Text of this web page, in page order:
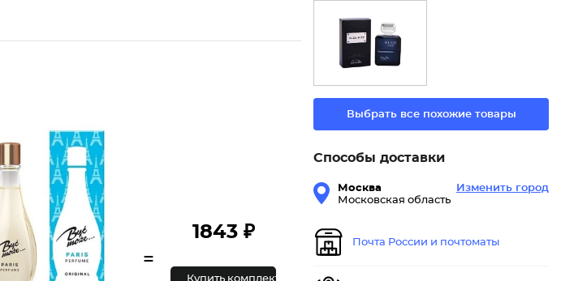
=
1843 ₽
Выбрать все похожие товары
Способы доставки
Москва
Московская область
Изменить город
Почта России и почтоматы